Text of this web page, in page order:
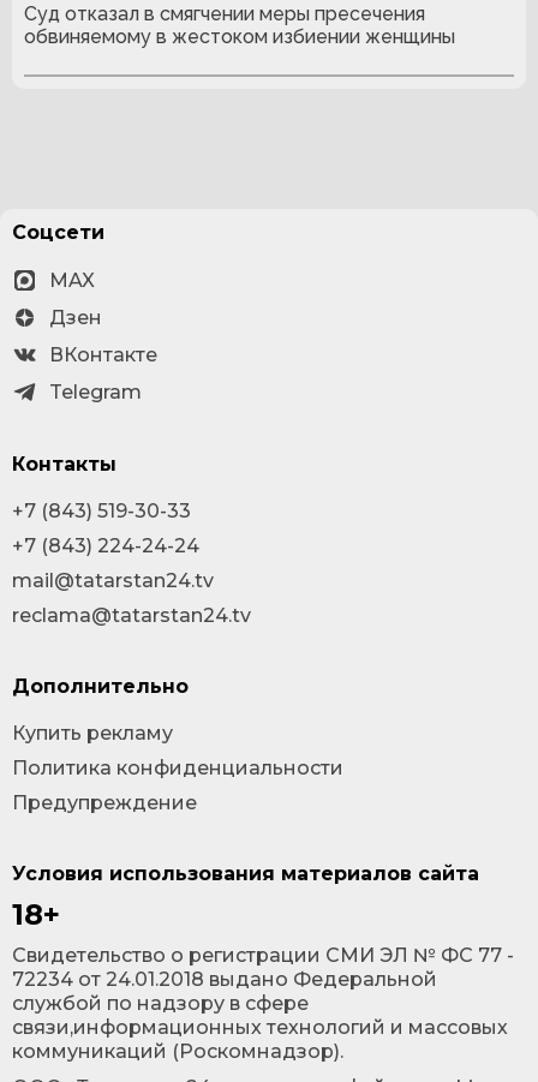
Суд отказал в смягчении меры пресечения
обвиняемому в жестоком избиении женщины
Условия использования материалов сайта
18+
Cвидетельство о регистрации СМИ ЭЛ № ФС 77 -
72234 от 24.01.2018 выдано Федеральной
службой по надзору в сфере
связи,информационных технологий и массовых
коммуникаций (Роскомнадзор).
Соцсети
MAX
Дзен
ВКонтакте
Telegram
Контакты
+7 (843) 519-30-33
+7 (843) 224-24-24
mail@tatarstan24.tv
reclama@tatarstan24.tv
Дополнительно
Купить рекламу
Политика конфиденциальности
Предупреждение